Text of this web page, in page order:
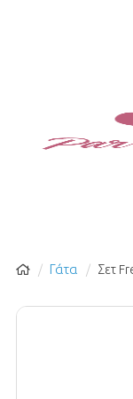
Γάτα Σετ